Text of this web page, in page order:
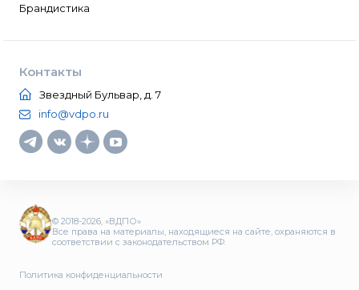
Брандистика
Контакты
Звездный Бульвар, д. 7
info@vdpo.ru
© 2018-2026, «ВДПО»
Все права на материалы, находящиеся на сайте, охраняются в
соответствии с законодательством РФ.
Политика конфиденциальности